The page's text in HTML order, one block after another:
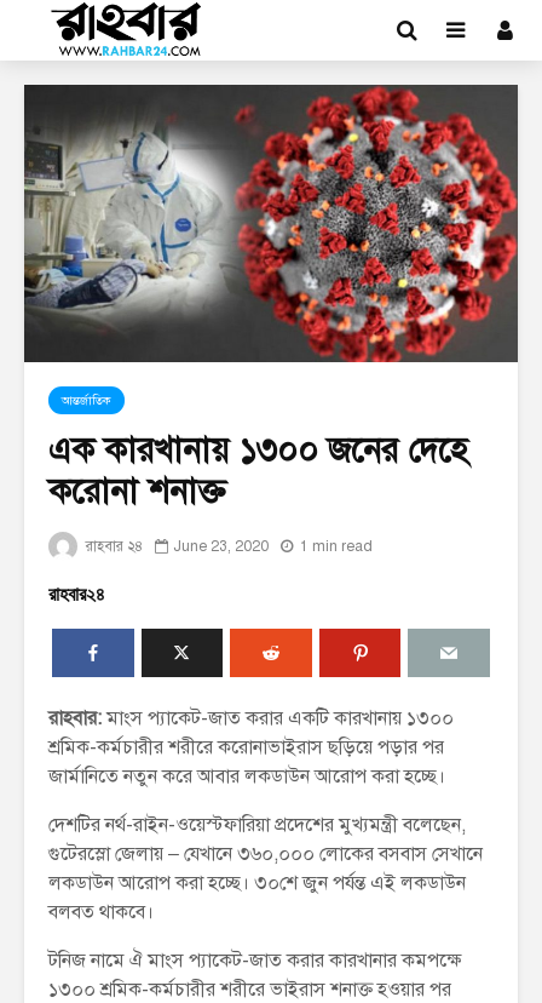
আন্তর্জাতিক
এক কারখানায় ১৩০০ জনের দেহে
করোনা শনাক্ত
রাহবার ২৪ June 23, 2020 1 min read
রাহবার২৪
রাহবার:মাংস প্যাকেট-জাত করার একটি কারখানায় ১৩০০
শ্রমিক-কর্মচারীর শরীরে করোনাভাইরাস ছড়িয়ে পড়ার পর
জার্মানিতে নতুন করে আবার লকডাউন আরোপ করা হচ্ছে।
দেশটির নর্থ-রাইন-ওয়েস্টফারিয়া প্রদেশের মুখ্যমন্ত্রী বলেছেন,
গুটেরস্লো জেলায় – যেখানে ৩৬০,০০০ লোকের বসবাস সেখানে
লকডাউন আরোপ করা হচ্ছে। ৩০শে জুন পর্যন্ত এই লকডাউন
বলবত থাকবে।
টনিজ নামে ঐ মাংস প্যাকেট-জাত করার কারখানার কমপক্ষে
১৩০০ শ্রমিক-কর্মচারীর শরীরে ভাইরাস শনাক্ত হওয়ার পর